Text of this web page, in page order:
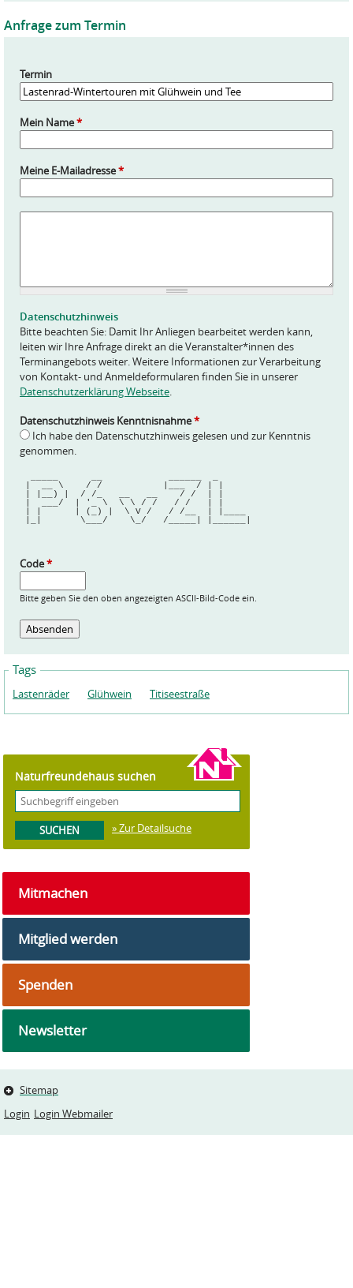
Anfrage zum Termin
Termin
Mein Name*
Meine E-Mailadresse*
*
Datenschutzhinweis
Bitte beachten Sie: Damit Ihr Anliegen bearbeitet werden kann,
leiten wir Ihre Anfrage direkt an die Veranstalter*innen des
Terminangebots weiter. Weitere Informationen zur Verarbeitung
von Kontakt- und Anmeldeformularen finden Sie in unserer
Datenschutzerklärung Webseite.
Datenschutzhinweis Kenntnisnahme*
Ich habe den Datenschutzhinweis gelesen und zur Kenntnis
genommen.
|  __ \    / /           |___  / | |
| |__) |  / /_   __   __    / /  | |
|  ___/  | '_ \  \ \ / /   / /   | |
| |      | (_) |  \ V /   / /__  | |____
|_|       \___/    \_/   /_____| |______|
Code*
Bitte geben Sie den oben angezeigten ASCII-Bild-Code ein.
Tags
Lastenräder Glühwein Titiseestraße
Naturfreundehaus suchen
» Zur Detailsuche
Mitmachen
Mitglied werden
Spenden
Newsletter
Sitemap
Login Login Webmailer